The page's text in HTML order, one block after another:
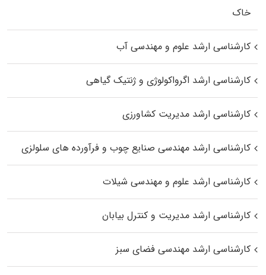
خاک
کارشناسی ارشد علوم و مهندسی آب
کارشناسی ارشد اگرواکولوژی و ژنتیک گیاهی
کارشناسی ارشد مدیریت کشاورزی
کارشناسی ارشد مهندسی صنایع چوب و فرآورده‌ های سلولزی
کارشناسی ارشد علوم و مهندسی شیلات
کارشناسی ارشد مدیریت و کنترل بیابان
کارشناسی ارشد مهندسی فضای سبز